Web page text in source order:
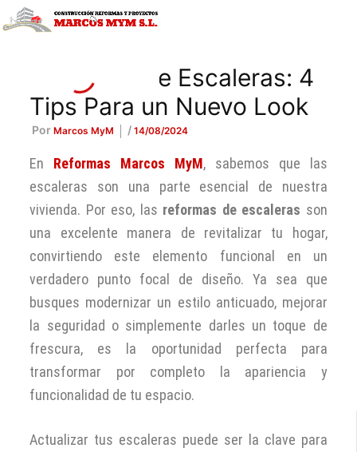
al
Reformas de Escaleras: 4
Tips Para un Nuevo Look
PorMarcos MyM /14/08/2024
En Reformas Marcos MyM, sabemos que las
escaleras son una parte esencial de nuestra
vivienda. Por eso, las reformas de escaleras son
una excelente manera de revitalizar tu hogar,
convirtiendo este elemento funcional en un
verdadero punto focal de diseño. Ya sea que
busques modernizar un estilo anticuado, mejorar
la seguridad o simplemente darles un toque de
frescura, es la oportunidad perfecta para
transformar por completo la apariencia y
funcionalidad de tu espacio.
Actualizar tus escaleras puede ser la clave para